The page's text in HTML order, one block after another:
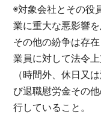
◉対象会社とその役
業に重大な悪影響
その他の紛争は存
業員に対して法令
（時間外、休日又
び退職慰労金その
行していること。